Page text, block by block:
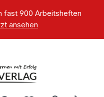
fast 900 Arbeitsheften
ansehen